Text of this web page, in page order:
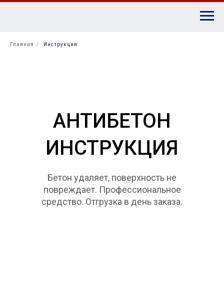
Главная / Инструкция
Бетон удаляет, поверхность не
повреждает. Профессиональное
средство. Отгрузка в день заказа.
АНТИБЕТОН
ИНСТРУКЦИЯ